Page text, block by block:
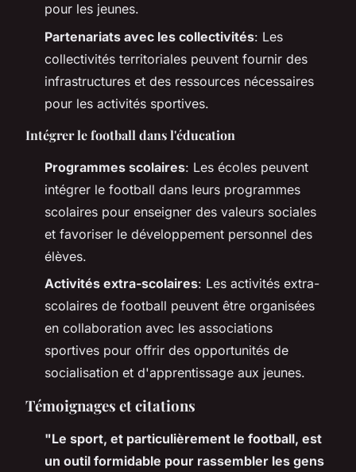
pour les jeunes.
Partenariats avec les collectivités: Les
collectivités territoriales peuvent fournir des
infrastructures et des ressources nécessaires
pour les activités sportives.
Intégrer le football dans l'éducation
Programmes scolaires: Les écoles peuvent
intégrer le football dans leurs programmes
scolaires pour enseigner des valeurs sociales
et favoriser le développement personnel des
élèves.
Activités extra-scolaires: Les activités extra-
scolaires de football peuvent être organisées
en collaboration avec les associations
sportives pour offrir des opportunités de
socialisation et d'apprentissage aux jeunes.
Témoignages et citations
"Le sport, et particulièrement le football, est
un outil formidable pour rassembler les gens